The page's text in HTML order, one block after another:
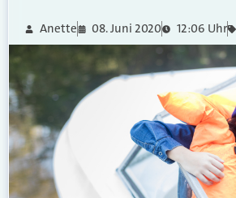
Anette 08. Juni 2020 12:06 Uhr